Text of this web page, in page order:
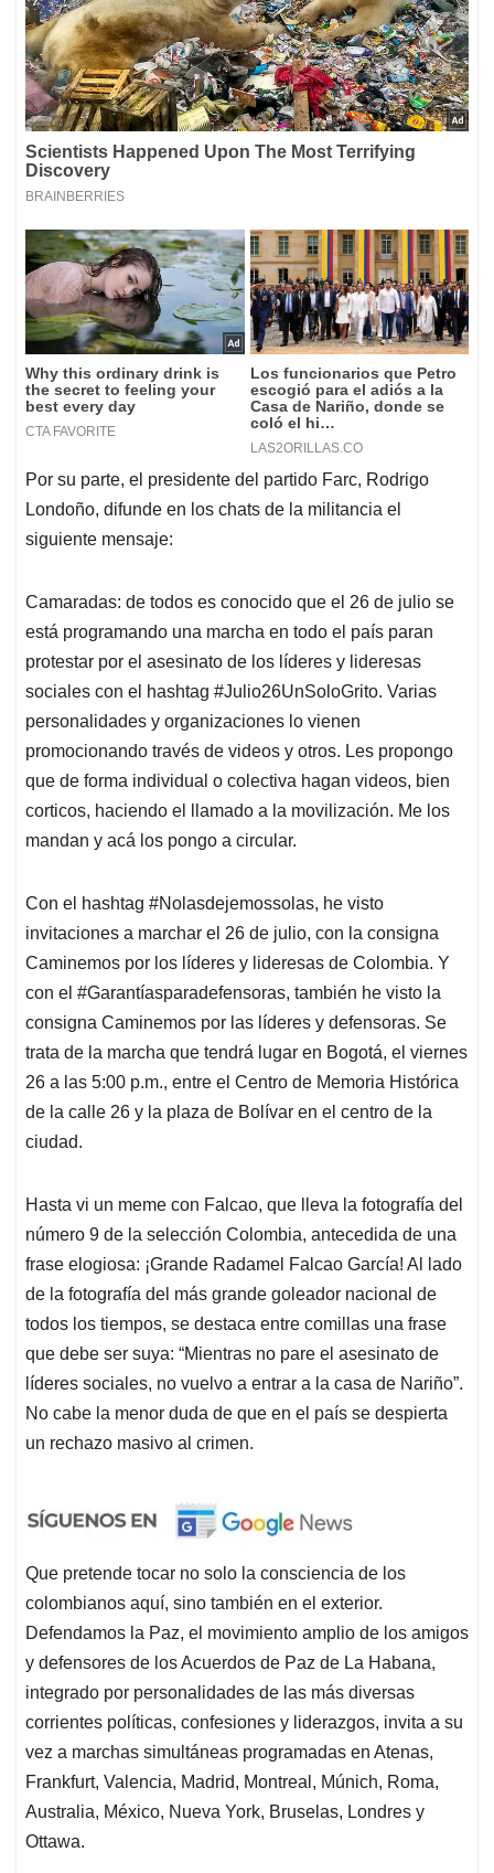
Por su parte, el presidente del partido Farc, Rodrigo
Londoño, difunde en los chats de la militancia el
siguiente mensaje:
Camaradas: de todos es conocido que el 26 de julio se
está programando una marcha en todo el país paran
protestar por el asesinato de los líderes y lideresas
sociales con el hashtag #Julio26UnSoloGrito. Varias
personalidades y organizaciones lo vienen
promocionando través de videos y otros. Les propongo
que de forma individual o colectiva hagan videos, bien
corticos, haciendo el llamado a la movilización. Me los
mandan y acá los pongo a circular.
Con el hashtag #Nolasdejemossolas, he visto
invitaciones a marchar el 26 de julio, con la consigna
Caminemos por los líderes y lideresas de Colombia. Y
con el #Garantíasparadefensoras, también he visto la
consigna Caminemos por las líderes y defensoras. Se
trata de la marcha que tendrá lugar en Bogotá, el viernes
26 a las 5:00 p.m., entre el Centro de Memoria Histórica
de la calle 26 y la plaza de Bolívar en el centro de la
ciudad.
Hasta vi un meme con Falcao, que lleva la fotografía del
número 9 de la selección Colombia, antecedida de una
frase elogiosa: ¡Grande Radamel Falcao García! Al lado
de la fotografía del más grande goleador nacional de
todos los tiempos, se destaca entre comillas una frase
que debe ser suya: “Mientras no pare el asesinato de
líderes sociales, no vuelvo a entrar a la casa de Nariño”.
No cabe la menor duda de que en el país se despierta
un rechazo masivo al crimen.
Que pretende tocar no solo la consciencia de los
colombianos aquí, sino también en el exterior.
Defendamos la Paz, el movimiento amplio de los amigos
y defensores de los Acuerdos de Paz de La Habana,
integrado por personalidades de las más diversas
corrientes políticas, confesiones y liderazgos, invita a su
vez a marchas simultáneas programadas en Atenas,
Frankfurt, Valencia, Madrid, Montreal, Múnich, Roma,
Australia, México, Nueva York, Bruselas, Londres y
Ottawa.